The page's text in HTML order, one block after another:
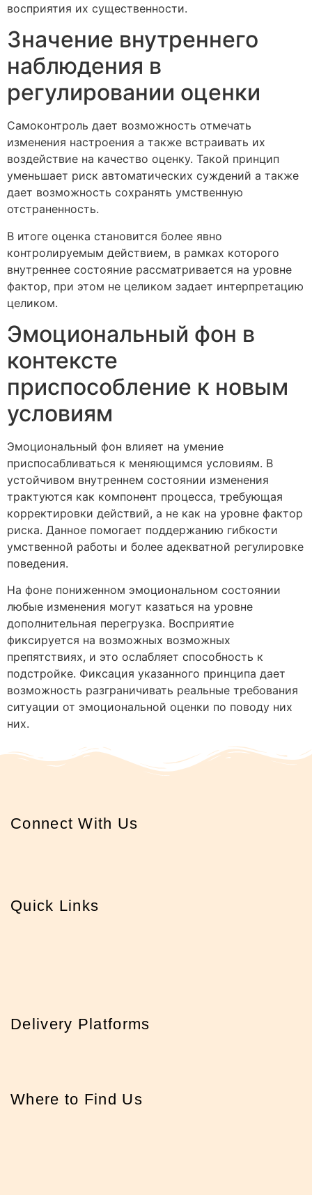
восприятия их существенности.
Значение внутреннего
наблюдения в
регулировании оценки
Самоконтроль дает возможность отмечать
изменения настроения а также встраивать их
воздействие на качество оценку. Такой принцип
уменьшает риск автоматических суждений а также
дает возможность сохранять умственную
отстраненность.
В итоге оценка становится более явно
контролируемым действием, в рамках которого
внутреннее состояние рассматривается на уровне
фактор, при этом не целиком задает интерпретацию
целиком.
Эмоциональный фон в
контексте
приспособление к новым
условиям
Эмоциональный фон влияет на умение
приспосабливаться к меняющимся условиям. В
устойчивом внутреннем состоянии изменения
трактуются как компонент процесса, требующая
корректировки действий, а не как на уровне фактор
риска. Данное помогает поддержанию гибкости
умственной работы и более адекватной регулировке
поведения.
На фоне пониженном эмоциональном состоянии
любые изменения могут казаться на уровне
дополнительная перегрузка. Восприятие
фиксируется на возможных возможных
препятствиях, и это ослабляет способность к
подстройке. Фиксация указанного принципа дает
возможность разграничивать реальные требования
ситуации от эмоциональной оценки по поводу них
них.
Connect With Us
Quick Links
Delivery Platforms
Where to Find Us